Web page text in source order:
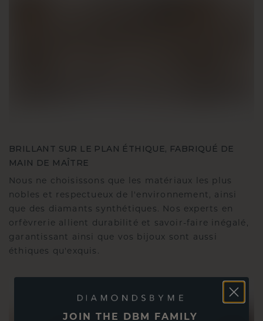
BRILLANT SUR LE PLAN ÉTHIQUE, FABRIQUÉ DE
MAIN DE MAÎTRE
Nous ne choisissons que les matériaux les plus
nobles et respectueux de l'environnement, ainsi
que des diamants synthétiques. Nos experts en
orfèvrerie allient durabilité et savoir-faire inégalé,
garantissant ainsi que vos bijoux sont aussi
éthiques qu'exquis.
JOIN THE DBM FAMILY